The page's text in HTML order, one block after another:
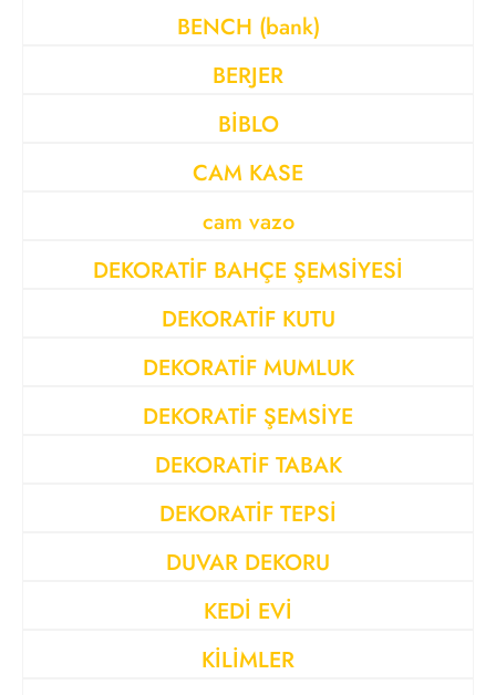
BENCH (bank)
BERJER
BİBLO
CAM KASE
cam vazo
DEKORATİF BAHÇE ŞEMSİYESİ
DEKORATİF KUTU
DEKORATİF MUMLUK
DEKORATİF ŞEMSİYE
DEKORATİF TABAK
DEKORATİF TEPSİ
DUVAR DEKORU
KEDİ EVİ
KİLİMLER